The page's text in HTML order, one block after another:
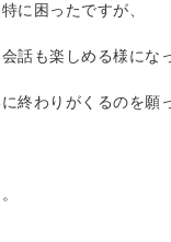
に困ったですが、
話も楽しめる様にな
終わりがくるのを願